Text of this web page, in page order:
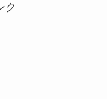
ク